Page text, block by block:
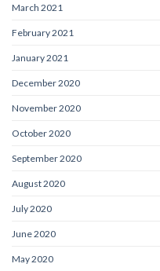
March 2021
February 2021
January 2021
December 2020
November 2020
October 2020
September 2020
August 2020
July 2020
June 2020
May 2020